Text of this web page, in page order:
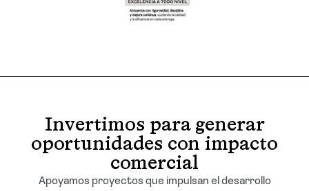
Invertimos para generar
oportunidades con impacto
comercial
Apoyamos proyectos que impulsan el desarrollo